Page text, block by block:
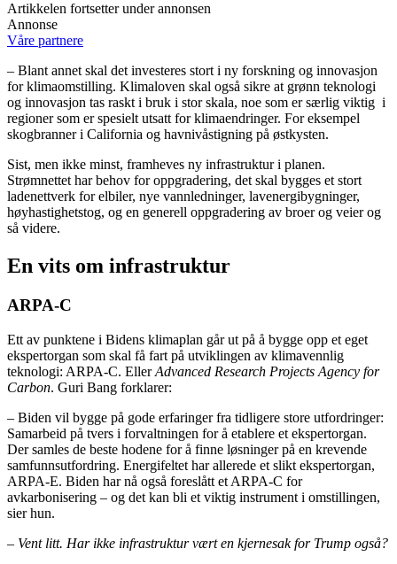
Artikkelen fortsetter under annonsen
Annonse
Våre partnere
– Blant annet skal det investeres stort i ny forskning og innovasjon
for klimaomstilling. Klimaloven skal også sikre at grønn teknologi
og innovasjon tas raskt i bruk i stor skala, noe som er særlig viktig i
regioner som er spesielt utsatt for klimaendringer. For eksempel
skogbranner i California og havnivåstigning på østkysten.
Sist, men ikke minst, framheves ny infrastruktur i planen.
Strømnettet har behov for oppgradering, det skal bygges et stort
ladenettverk for elbiler, nye vannledninger, lavenergibygninger,
høyhastighetstog, og en generell oppgradering av broer og veier og
så videre.
En vits om infrastruktur
ARPA-C
Ett av punktene i Bidens klimaplan går ut på å bygge opp et eget
ekspertorgan som skal få fart på utviklingen av klimavennlig
teknologi: ARPA-C. EllerAdvanced Research Projects Agency for
Carbon. Guri Bang forklarer:
– Biden vil bygge på gode erfaringer fra tidligere store utfordringer:
Samarbeid på tvers i forvaltningen for å etablere et ekspertorgan.
Der samles de beste hodene for å finne løsninger på en krevende
samfunnsutfordring. Energifeltet har allerede et slikt ekspertorgan,
ARPA-E. Biden har nå også foreslått et ARPA-C for
avkarbonisering – og det kan bli et viktig instrument i omstillingen,
sier hun.
– Vent litt. Har ikke infrastruktur vært en kjernesak for Trump også?